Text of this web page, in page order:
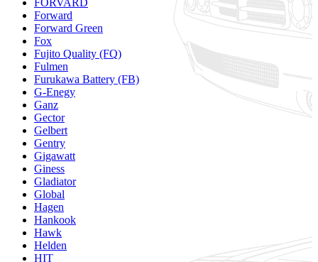
FORVARD
Forward
Forward Green
Fox
Fujito Quality (FQ)
Fulmen
Furukawa Battery (FB)
G-Enegy
Ganz
Gector
Gelbert
Gentry
Gigawatt
Giness
Gladiator
Global
Hagen
Hankook
Hawk
Helden
HIT